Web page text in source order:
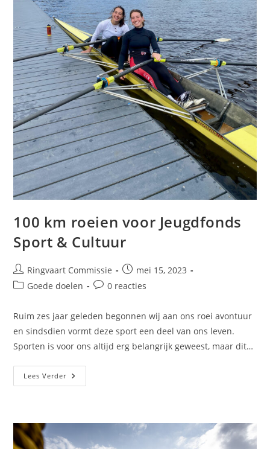
100 km roeien voor Jeugdfonds
Sport & Cultuur
Ringvaart Commissie
mei 15, 2023
Goede doelen
0 reacties
Ruim zes jaar geleden begonnen wij aan ons roei avontuur
en sindsdien vormt deze sport een deel van ons leven.
Sporten is voor ons altijd erg belangrijk geweest, maar dit…
Lees Verder